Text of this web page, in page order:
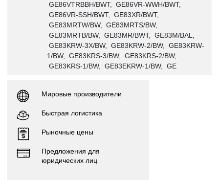
GE86VTRBBH/BWT, GE86VR-WWH/BWT,
GE86VR-SSH/BWT, GE83XR/BWT,
GE83MRTW/BW, GE83MRTS/BW,
GE83MRTB/BW, GE83MR/BWT, GE83M/BAL,
GE83KRW-3X/BW, GE83KRW-2/BW, GE83KRW-
1/BW, GE83KRS-3/BW, GE83KRS-2/BW,
GE83KRS-1/BW, GE83EKRW-1/BW, GE
Мировые производители
Быстрая логистика
Рыночные цены
Предложения для
юридических лиц